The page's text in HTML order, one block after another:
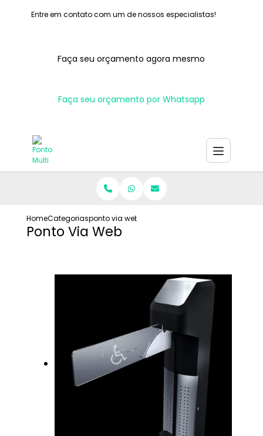
Entre em contato com um de nossos especialistas!
Faça seu orçamento agora mesmo
Faça seu orçamento por Whatsapp
HomeCategoriasponto via web
Ponto Via Web